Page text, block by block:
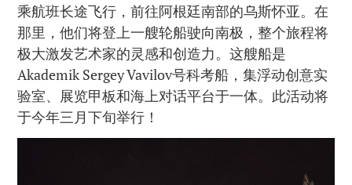
乘航班长途飞行，前往阿根廷南部的乌斯怀亚。在
那里，他们将登上一艘轮船驶向南极，整个旅程将
极大激发艺术家的灵感和创造力。这艘船是
Akademik Sergey Vavilov号科考船，集浮动创意实
验室、展览甲板和海上对话平台于一体。此活动将
于今年三月下旬举行！